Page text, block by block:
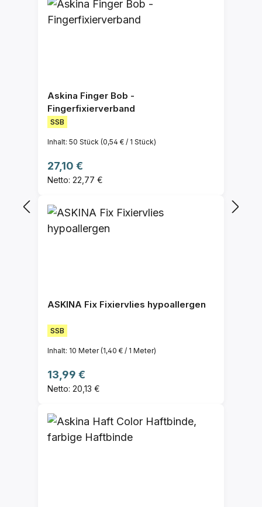
Askina Finger Bob -
Fingerfixierverband
SSB
Inhalt: 50 Stück (0,54 € / 1 Stück)
Regulärer Preis:
27,10 €
Netto: 22,77 €
ASKINA Fix Fixiervlies hypoallergen
SSB
Inhalt: 10 Meter(1,40 € / 1 Meter)
Regulärer Preis:
13,99 €
Netto: 20,13 €